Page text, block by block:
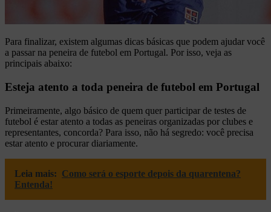
Para finalizar, existem algumas dicas básicas que podem ajudar você
a passar na peneira de futebol em Portugal. Por isso, veja as
principais abaixo:
Esteja atento a toda peneira de futebol em Portugal
Primeiramente, algo básico de quem quer participar de testes de
futebol é estar atento a todas as peneiras organizadas por clubes e
representantes, concorda? Para isso, não há segredo: você precisa
estar atento e procurar diariamente.
Leia mais: Como será o esporte depois da quarentena?
Entenda!